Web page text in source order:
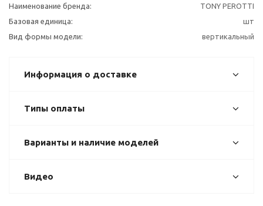
Наименование бренда:
TONY PEROTTI
Базовая единица:
шт
Вид формы модели:
вертикальный
Информация о доставке
Типы оплаты
Варианты и наличие моделей
Видео